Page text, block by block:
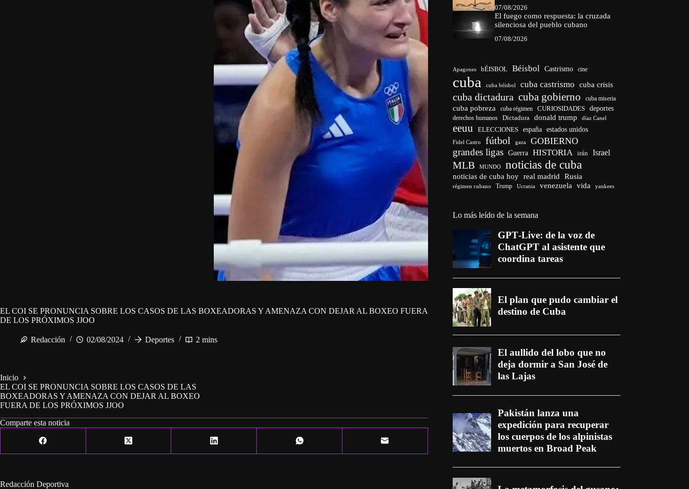
EL COI SE PRONUNCIA SOBRE LOS CASOS DE LAS BOXEADORAS Y AMENAZA CON DEJAR AL BOXEO FUERA
DE LOS PRÓXIMOS JJOO
Redacción 02/08/2024 Deportes 2 mins
Inicio
EL COI SE PRONUNCIA SOBRE LOS CASOS DE LAS
BOXEADORAS Y AMENAZA CON DEJAR AL BOXEO
FUERA DE LOS PRÓXIMOS JJOO
Comparte esta noticia
Redacción Deportiva
07/08/2026
El fuego como respuesta: la cruzada
silenciosa del pueblo cubano
07/08/2026
Apagones bÉISBOL Béisbol Castrismo cine
cuba cuba béisbol cuba castrismo cuba crisis
cuba dictadura cuba gobierno cuba miseria
cuba pobreza cuba régimen CURIOSIDADES deportes
derechos humanos Dictadura donald trump díaz Canel
eeuu ELECCIONES españa estados unidos
Fidel Castro fútbol gaza GOBIERNO
grandes ligas Guerra HISTORIA irán Israel
MLB MUNDO noticias de cuba
noticias de cuba hoy real madrid Rusia
régimen cubano Trump Ucrania venezuela vida yankees
Lo más leído de la semana